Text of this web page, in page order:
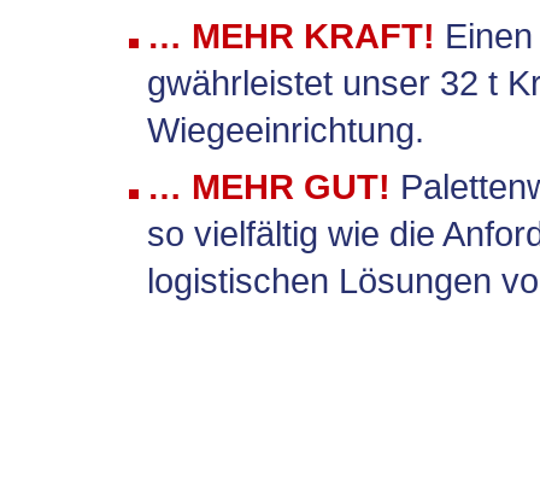
… MEHR KRAFT!
gwährleistet unser 32 t
Wiegeeinrichtung.
… MEHR GUT!
so vielfältig wie die
logistischen Lösungen